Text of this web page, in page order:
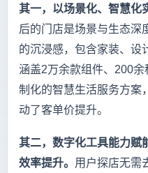
其一，以场景化、智慧化
后的门店是场景与生态深
的沉浸感，包含家装、设
涵盖2万余款组件、200
制化的智慧生活服务方案
动了客单价提升。
其二，数字化工具能力赋
效率提升。 用户探店无需